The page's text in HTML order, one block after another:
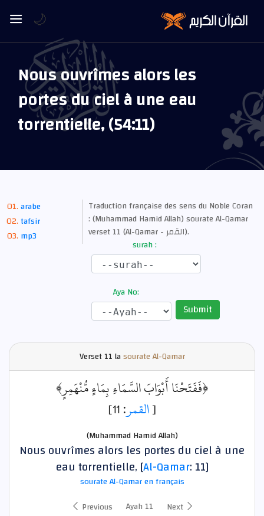
Nous ouvrîmes alors les
portes du ciel à une eau
torrentielle, (54:11)
arabe
tafsir
mp3
Traduction française des sens du Noble Coran
: (Muhammad Hamid Allah) sourate Al-Qamar
verset 11 (Al-Qamar - القمر).
surah :
Aya No:
Submit
Verset11 lasourate Al-Qamar
﴿فَفَتَحْنَا أَبْوَابَ السَّمَاءِ بِمَاءٍ مُّنْهَمِرٍ﴾
[القمر: 11]
(Muhammad Hamid Allah)
Nous ouvrîmes alors les portes du ciel à une
eau torrentielle, [Al-Qamar: 11]
sourate Al-Qamar en français
Previous
Ayah 11 Next
🌙